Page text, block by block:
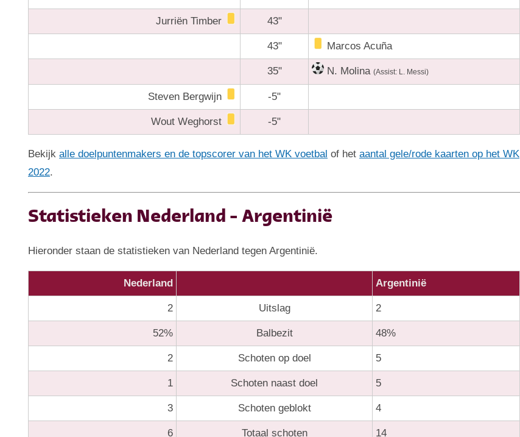
Jurriën Timber 43"
43" Marcos Acuña
35" N. Molina(Assist: L. Messi)
Steven Bergwijn -5"
Wout Weghorst -5"
Bekijkalle doelpuntenmakers en de topscorer van het WK voetbal of hetaantal gele/rode kaarten op het WK
2022.
Statistieken Nederland - Argentinië
Hieronder staan de statistieken van Nederland tegen Argentinië.
Nederland Argentinië
2 Uitslag 2
52% Balbezit 48%
2 Schoten op doel 5
1 Schoten naast doel 5
3 Schoten geblokt 4
6 Totaal schoten 14